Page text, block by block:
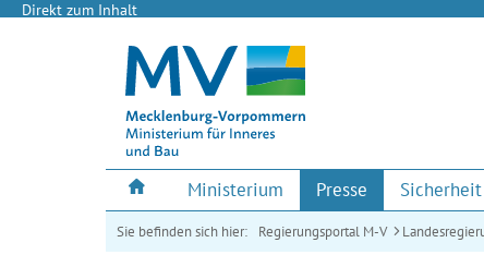
Direkt zum Inhalt
Ministerium Presse Sicherheit
Sie befinden sich hier: Regierungsportal M-V